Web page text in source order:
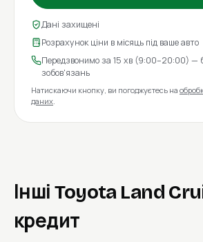
Дані захищені
Розрахунок ціни в місяць під ваше авто
Передзвонимо за 15 хв (9:00–20:00) —
зобов'язань
Натискаючи кнопку, ви погоджуєтесь на
даних.
Інші Toyota Land
кредит